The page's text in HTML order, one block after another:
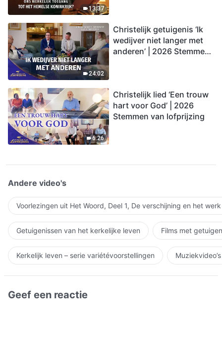
13:37
24:02
Christelijk getuigenis ‘Ik
wedijver niet langer met
anderen’ | 2026 Stemmen
6:26
Christelijk lied ‘Een trouw
hart voor God’ | 2026
Stemmen van lofprijzing
Andere video's
Voorlezingen uit Het Woord, Deel 1, De verschijning en het
Getuigenissen van het kerkelijke leven Films met
Kerkelijk leven – serie variétévoorstellingen Muziekvideo’s
Geef een reactie